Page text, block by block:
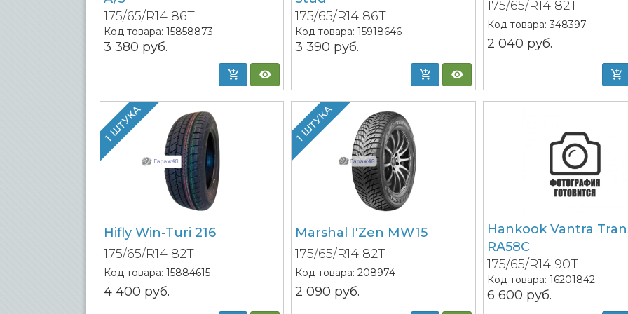
175/65/R14 86T
Код товара: 15858873
3 380 руб.
175/65/R14 86T
Код товара:15918646
3 390 руб.
175/65/R14 82T
Код товара: 348397
2 040 руб.
1 ШТУКА
Hifly Win-Turi 216
175/65/R14 82T
Код товара: 15884615
4 400 руб.
1 ШТУКА
Marshal I'Zen MW15
175/65/R14 82T
Код товара:208974
2 090 руб.
Hankook Vantra
RA58C
175/65/R14 90T
Код товара: 16201842
6 600 руб.